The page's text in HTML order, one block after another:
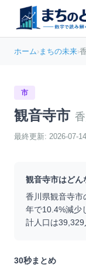
ホーム›まちの未来›
市
観音寺市
最終更新: 2026-07-14
観音寺市はどん
香川県観音寺市
年で10.4%減少
計人口は39,329
30秒まとめ